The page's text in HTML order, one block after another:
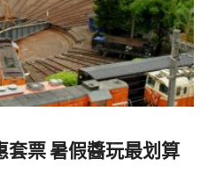
套票 暑假醬玩最划算